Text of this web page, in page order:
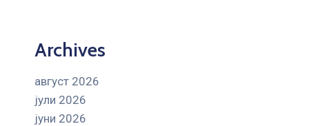
Archives
август 2026
јули 2026
јуни 2026